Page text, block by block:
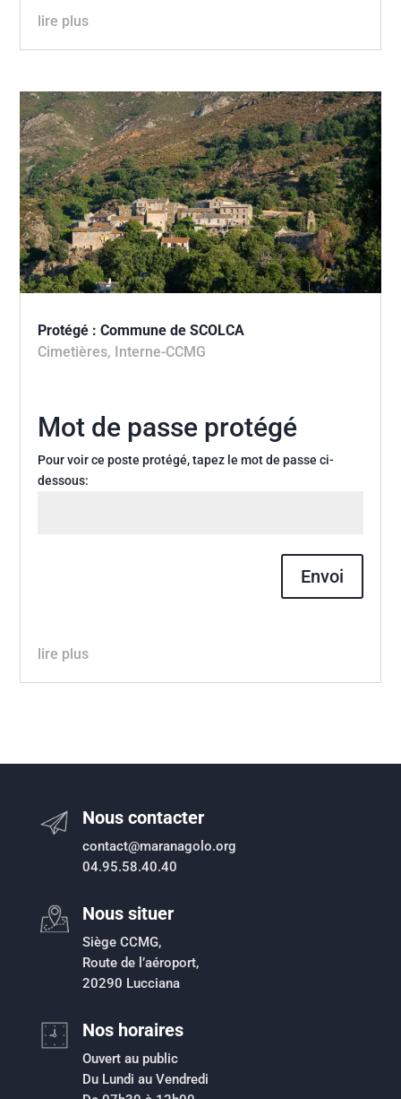
lire plus
Protégé : Commune de SCOLCA
Cimetières, Interne-CCMG
Mot de passe protégé
Pour voir ce poste protégé, tapez le mot de passe ci-
dessous:
Envoi
lire plus
Nous contacter
contact@maranagolo.org
04.95.58.40.40
Nous situer
Siège CCMG,
Route de l’aéroport,
20290 Lucciana
Nos horaires
Ouvert au public
Du Lundi au Vendredi